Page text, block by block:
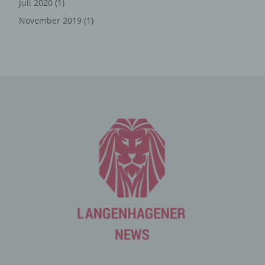
Juli 2020 (1)
November 2019 (1)
Die Internetseite erfasst mit jedem Aufruf der
Internetseite, von welcher ein zugreifendes System auf
unsere Internetseite gelangt (sogenannte Referrer), (4)
die Unterwebseiten, welche über ein zugreifendes
System auf unserer Internetseite angesteuert werden,
(5) das Datum und die Uhrzeit eines Zugriffs auf die
Internetseite, (6) eine Internet-Protokoll-Adresse (IP-
Adresse), (7) der Internet-Service-Provider des
zugreifenden Systems und (8) sonstige ähnliche Daten
Angriffen auf unsere informationstechnologischen